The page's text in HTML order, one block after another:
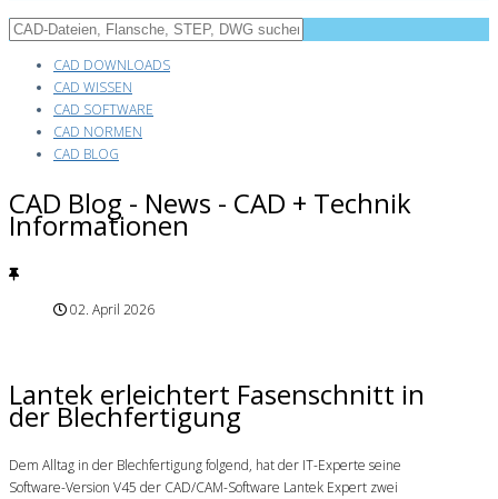
CAD DOWNLOADS
CAD WISSEN
CAD SOFTWARE
CAD NORMEN
CAD BLOG
CAD Blog - News - CAD + Technik
Informationen
02. April 2026
Lantek erleichtert Fasenschnitt in
der Blechfertigung
Dem Alltag in der Blechfertigung folgend, hat der IT-Experte seine
Software-Version V45 der CAD/CAM-Software Lantek Expert zwei